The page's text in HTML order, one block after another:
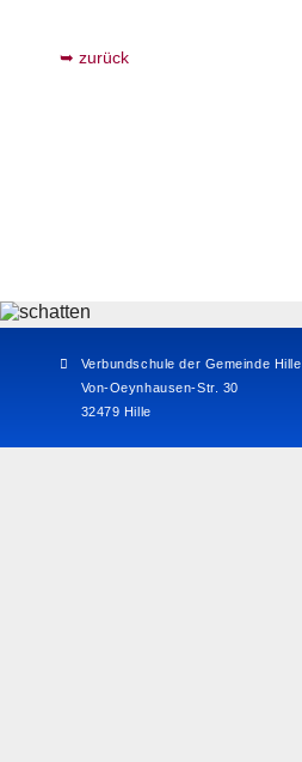
zurück
Verbundschule der Gemeinde Hille
Von-Oeynhausen-Str. 30
32479 Hille